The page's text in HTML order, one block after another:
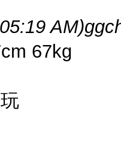
AM)
67kg